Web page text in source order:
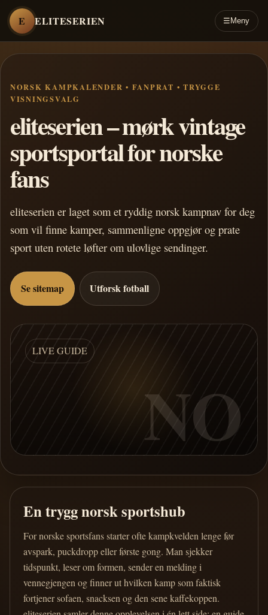
E ELITESERIEN ☰ Meny
NORSK KAMPKALENDER • FANPRAT • TRYGGE
VISNINGSVALG
eliteserien – mørk vintage
sportsportal for norske
fans
eliteserien er laget som et ryddig norsk kampnav for deg
som vil finne kamper, sammenligne oppgjør og prate
sport uten rotete løfter om ulovlige sendinger.
Se sitemap Utforsk fotball
LIVE GUIDE
NO
En trygg norsk sportshub
For norske sportsfans starter ofte kampkvelden lenge før
avspark, puckdropp eller første gong. Man sjekker
tidspunkt, leser om formen, sender en melding i
vennegjengen og finner ut hvilken kamp som faktisk
fortjener sofaen, snacksen og den sene kaffekoppen.